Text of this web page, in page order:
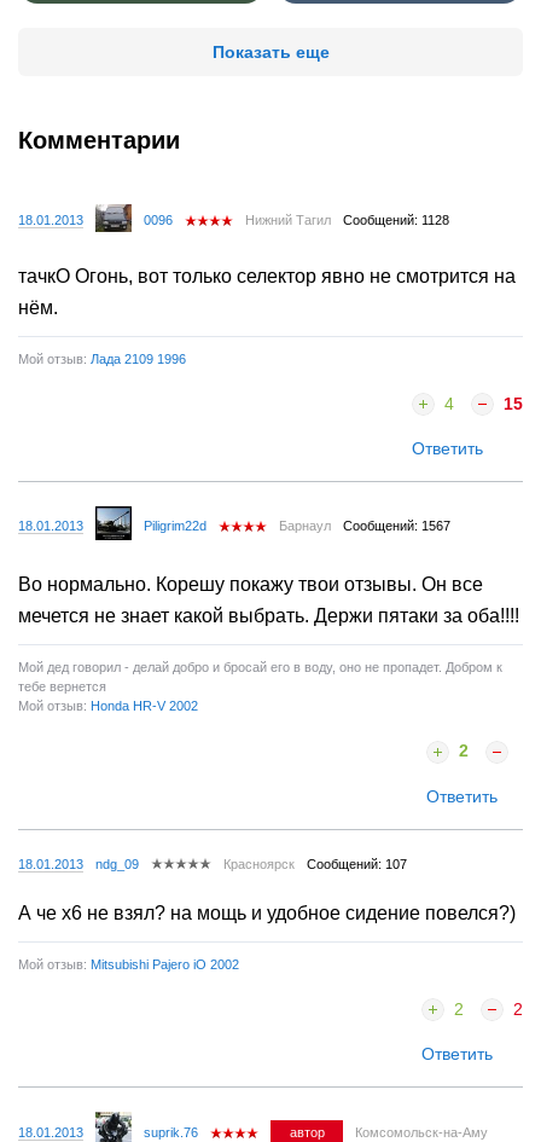
Показать еще
Комментарии
18.01.2013 0096 Нижний Тагил Сообщений: 1128
тачкО Огонь, вот только селектор явно не смотрится на
нём.
Мой отзыв: Лада 2109 1996
4 15
Ответить
18.01.2013 Piligrim22d Барнаул Сообщений: 1567
Во нормально. Корешу покажу твои отзывы. Он все
мечется не знает какой выбрать. Держи пятаки за оба!!!!
Мой дед говорил - делай добро и бросай его в воду, оно не пропадет. Добром к
тебе вернется
Мой отзыв: Honda HR-V 2002
2
Ответить
18.01.2013 ndg_09 Красноярск Сообщений: 107
А че х6 не взял? на мощь и удобное сидение повелся?)
Мой отзыв: Mitsubishi Pajero iO 2002
2 2
Ответить
18.01.2013 suprik.76 автор Комсомольск-на-Аму